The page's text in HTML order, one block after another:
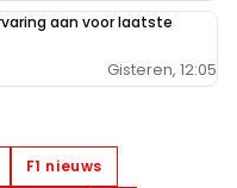
aan voor laatste
Gisteren, 12:05
F1 nieuws